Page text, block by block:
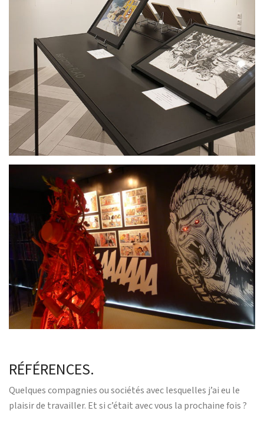
RÉFÉRENCES.
Quelques compagnies ou sociétés avec lesquelles j’ai eu le
plaisir de travailler. Et si c’était avec vous la prochaine fois ?